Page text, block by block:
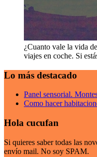
¿Cuanto vale la vida
viajes en coche. Si
Lo más destacado
Panel sensorial.
Como hacer
Hola cucufan
Si quieres saber todas las
envío mail. No soy SPAM.